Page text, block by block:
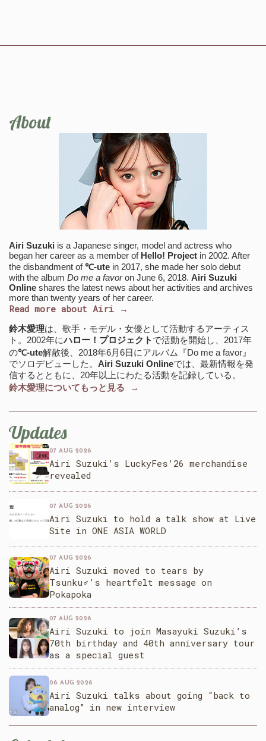
About
Airi Suzuki is a Japanese singer, model and actress who
began her career as a member of Hello! Project in 2002. After
the disbandment of℃-ute in 2017, she made her solo debut
with the album Do me a favoron June 6, 2018. Airi Suzuki
Online shares the latest news about her activities and archives
more than twenty years of her career.
Read more about Airi →
鈴木愛理は、歌手・モデル・女優として活動するアーティス
ト。2002年にハロー！プロジェクト で活動を開始し、2017年
の℃-ute解散後、2018年6月6日にアルバム『Do me a favor』
でソロデビューした。 Airi Suzuki Onlineでは、最新情報を発
信するとともに、20年以上にわたる活動を記録している。
鈴木愛理についてもっと見る →
Updates
07 AUG 2026
Airi Suzuki’s LuckyFes’26 merchandise
revealed
07 AUG 2026
Airi Suzuki to hold a talk show at Live
Site in ONE ASIA WORLD
07 AUG 2026
Airi Suzuki moved to tears by
Tsunku♂’s heartfelt message on
Pokapoka
07 AUG 2026
Airi Suzuki to join Masayuki Suzuki’s
70th birthday and 40th anniversary tour
as a special guest
06 AUG 2026
Airi Suzuki talks about going “back to
analog” in new interview